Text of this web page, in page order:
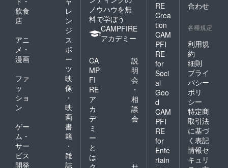
飲食
店
レ
ン
ジ
アニ
メ・
漫画
ス
ポ
ー
ツ
ファ
ッ
ショ
ン
映
像
・
映
画
ゲー
ム・
サー
ビス
開発
書
籍
・
雑
誌
ノウハウを無
料で学ぼう
CAMPFIRE
アカデミー
CA
MP
FI
RE
ア
カ
デ
ミ
ー
と
は
説
明
会
・
相
談
会
RE
Crea
tion
CAM
PFI
RE
for
Soci
al
Goo
d
CAM
PFI
RE
for
Ente
rtain
合わせ
各種規定
利用規
約
細則
プライ
バシー
ポリ
シー
特定商
取引法
に基づ
く表記
情報セ
キュリ